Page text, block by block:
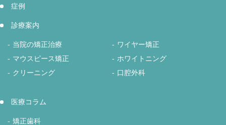
症例
診療案内
当院の矯正治療
ワイヤー矯正
マウスピース矯正
ホワイトニング
クリーニング
口腔外科
医療コラム
矯正歯科